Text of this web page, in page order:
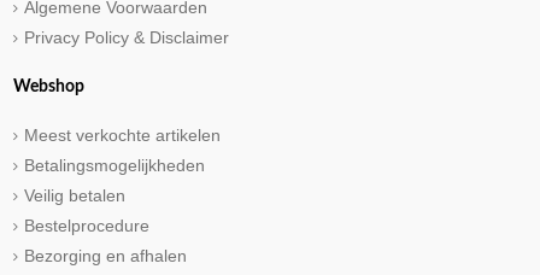
Algemene Voorwaarden
Privacy Policy & Disclaimer
Webshop
Meest verkochte artikelen
Betalingsmogelijkheden
Veilig betalen
Bestelprocedure
Bezorging en afhalen